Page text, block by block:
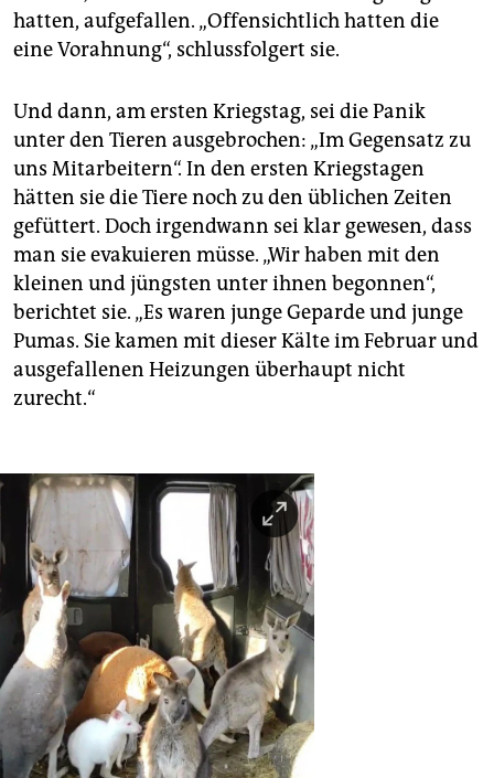
hatten, aufgefallen. „Offensichtlich hatten die
eine Vorahnung“, schlussfolgert sie.
Und dann, am ersten Kriegstag, sei die Panik
unter den Tieren ausgebrochen: „Im Gegensatz zu
uns Mitarbeitern“. In den ersten Kriegstagen
hätten sie die Tiere noch zu den üblichen Zeiten
gefüttert. Doch irgendwann sei klar gewesen, dass
man sie evakuieren müsse. „Wir haben mit den
kleinen und jüngsten unter ihnen begonnen“,
berichtet sie. „Es waren junge Geparde und junge
Pumas. Sie kamen mit dieser Kälte im Februar und
ausgefallenen Heizungen überhaupt nicht
zurecht.“